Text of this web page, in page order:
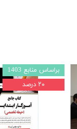
براساس منابع 1403
۲۰ درصد